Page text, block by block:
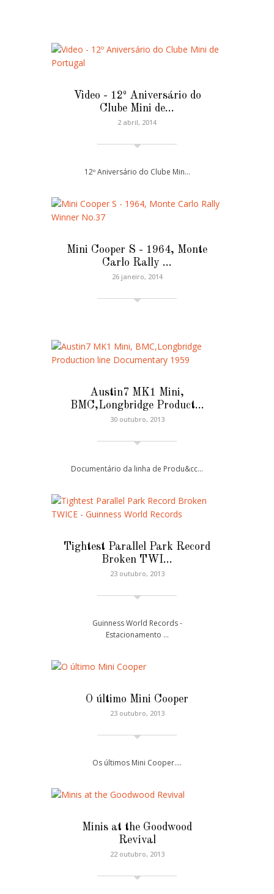
Video - 12º Aniversário do
Clube Mini de…
2 abril, 2014
12º Aniversário do Clube Min…
Mini Cooper S - 1964, Monte
Carlo Rally …
26 janeiro, 2014
Austin7 MK1 Mini,
BMC,Longbridge Product…
30 outubro, 2013
Documentário da linha de Produ&cc…
Tightest Parallel Park Record
Broken TWI…
23 outubro, 2013
Guinness World Records -
Estacionamento …
O último Mini Cooper
23 outubro, 2013
Os últimos Mini Cooper....
Minis at the Goodwood
Revival
22 outubro, 2013